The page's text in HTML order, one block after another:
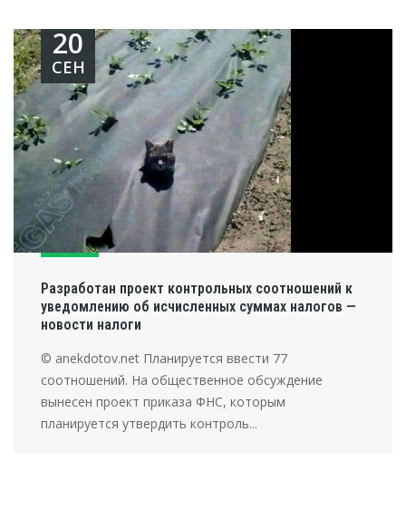
Разработан проект контрольных соотношений к
уведомлению об исчисленных суммах налогов —
новости налоги
20
СЕН
© anekdotov.net Планируется ввести 77
соотношений. На общественное обсуждение
вынесен проект приказа ФНС, которым
планируется утвердить контроль...